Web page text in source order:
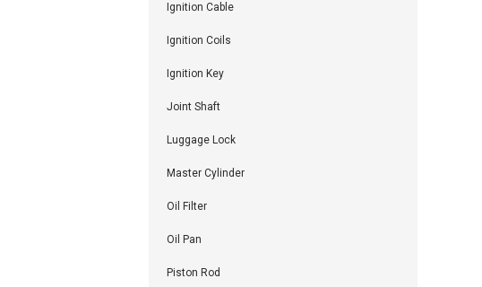
Ignition Cable
Ignition Coils
Ignition Key
Joint Shaft
Luggage Lock
Master Cylinder
Oil Filter
Oil Pan
Piston Rod